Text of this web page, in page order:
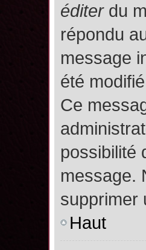
éditerdu
répondu
message
été
Ce
possibilité
message.
supprimer
Haut